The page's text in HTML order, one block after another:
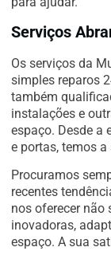
Serviços
Os serviços da
simples reparos
também
instalações e
espaço. Desde a
e portas, temos
Procuramos
recentes
nos oferecer não
inovadoras,
espaço. A sua